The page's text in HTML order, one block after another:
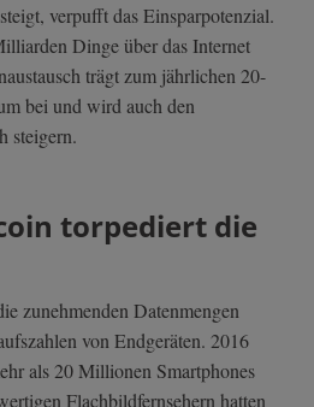
verpufft das Einsparpotenzial.
Dinge über das Internet
trägt zum jährlichen 20-
bei und wird auch den
steigern.
torpediert die
zunehmenden Datenmengen
von Endgeräten. 2016
als 20 Millionen Smartphones
Flachbildfernsehern hatten